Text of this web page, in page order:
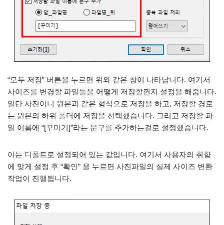
“모두 저장” 버튼을 누르면 위와 같은 창이 나타납니다. 여기서
사이즈를 변경할 파일들을 어떻게 저장할껀지 설정을 해줍니다.
일단 사진이니 원본과 같은 형식으로 저장을 하고, 저장할 경로
는 원본의 하위 폴더에 저장을 선택했습니다. 그리고 저장할 파
일 이름에 “[꾸미기]”라는 문구를 추가하는걸로 설정했습니다.
이는 디폴트로 설정되어 있는 값입니다. 여기서 사용자의 취향
에 맞게 설정 후 “확인” 을 누르면 사진파일의 실제 사이즈 변환
작업이 진행됩니다.